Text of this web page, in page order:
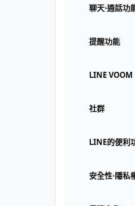
聊天⋅通話功
提醒功能
LINE VOOM
社群
LINE的便利
安全性⋅隱私